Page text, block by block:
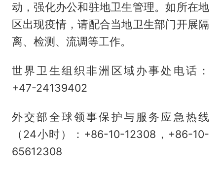
动，强化办公和驻地卫生管理。如所在地
区出现疫情，请配合当地卫生部门开展隔
离、检测、流调等工作。
世界卫生组织非洲区域办事处电话：
+47-24139402
外交部全球领事保护与服务应急热线
（24小时）：+86-10-12308，+86-10-
65612308